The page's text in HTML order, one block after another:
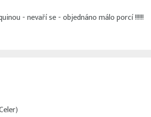
- nevaří se - objednáno málo porcí !!!!!!